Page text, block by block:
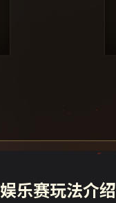
娱乐赛玩法介绍